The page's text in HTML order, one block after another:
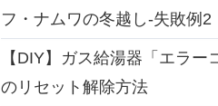
フ・ナムワの冬越し-失敗例2
【DIY】ガス給湯器「エラー
のリセット解除方法